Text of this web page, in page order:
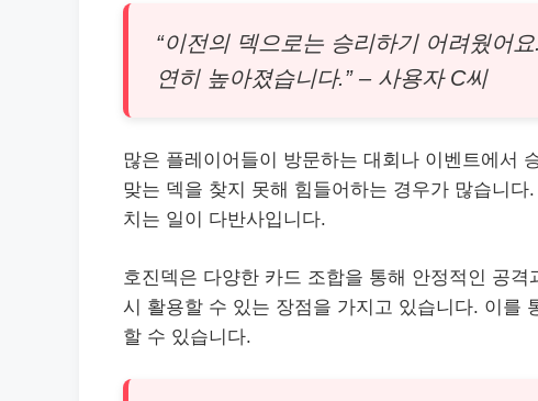
“이전의 덱으로는 승리하기 어려웠어
연히 높아졌습니다.” – 사용자 C씨
많은 플레이어들이 방문하는 대회나 이벤트에서
맞는 덱을 찾지 못해 힘들어하는 경우가 많습니
치는 일이 다반사입니다.
호진덱은 다양한 카드 조합을 통해 안정적인 공
시 활용할 수 있는 장점을 가지고 있습니다. 이를
할 수 있습니다.